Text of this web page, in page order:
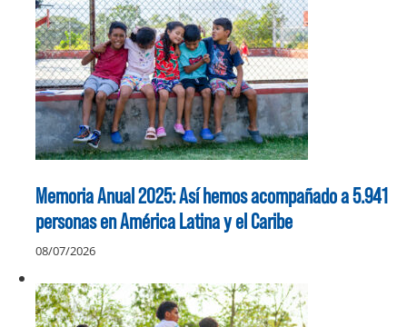
Memoria Anual 2025: Así hemos acompañado a 5.941
personas en América Latina y el Caribe
08/07/2026